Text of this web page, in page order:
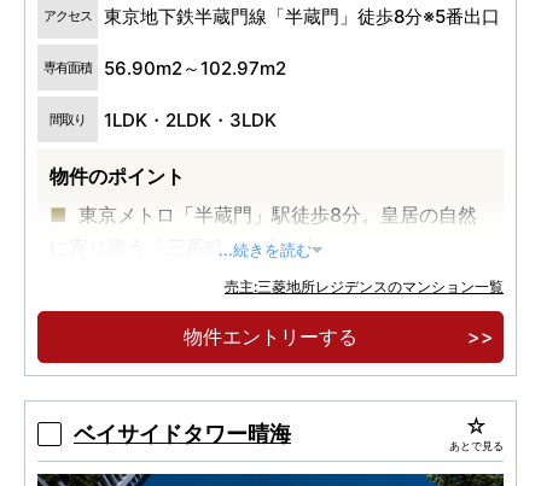
アクセス 東京地下鉄半蔵門線「半蔵門」徒歩8分※5番出口
専有面積 56.90m2～102.97m2
間取り 1LDK・2LDK・3LDK
物件のポイント
東京メトロ「半蔵門」駅徒歩8分。皇居の自然
に寄り添う「三番町」の丘の上。
英国の建築設計事務所「Studio PDP」を起用。
流麗な自然の造形を宿したデザイン。
ゆとりある100m2超の住戸をはじめ、20タイ
...続きを読む
売主:三菱地所レジデンスのマンション一覧
物件エントリーする
ベイサイドタワー晴海 あとで見る